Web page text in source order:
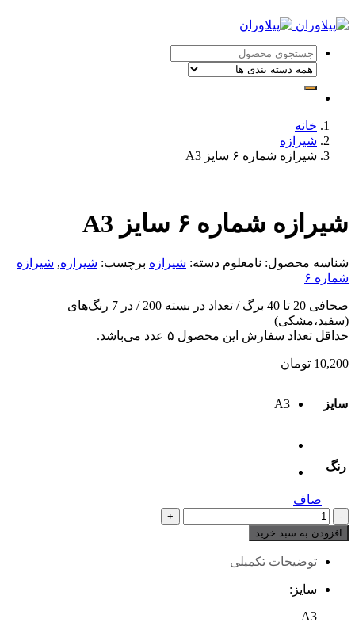
خانه
شیرازه
شیرازه شماره ۶ سایز A3
شیرازه شماره ۶ سایز A3
شناسه محصول: نامعلوم دسته: شیرازه برچسب: شیرازه, شیرازه
شماره ۶
صحافی 20 تا 40 برگ / تعداد در بسته 200 / در 7 رنگ‌های
(سفید،مشکی)
حداقل تعداد سفارش این محصول ۵ عدد می‌باشد.
10,200 تومان
سایز A3
رنگ
صاف
شیرازه
شماره
۶
سایز
تعداد
افزودن به سبد خرید
توضیحات تکمیلی
سایز:
A3